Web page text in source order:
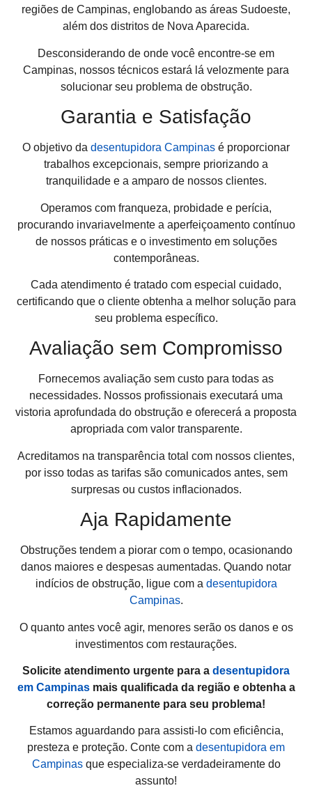
regiões de Campinas, englobando as áreas Sudoeste,
além dos distritos de Nova Aparecida.
Desconsiderando de onde você encontre-se em
Campinas, nossos técnicos estará lá velozmente para
solucionar seu problema de obstrução.
Garantia e Satisfação
O objetivo da desentupidora Campinas é proporcionar
trabalhos excepcionais, sempre priorizando a
tranquilidade e a amparo de nossos clientes.
Operamos com franqueza, probidade e perícia,
procurando invariavelmente a aperfeiçoamento contínuo
de nossos práticas e o investimento em soluções
contemporâneas.
Cada atendimento é tratado com especial cuidado,
certificando que o cliente obtenha a melhor solução para
seu problema específico.
Avaliação sem Compromisso
Fornecemos avaliação sem custo para todas as
necessidades. Nossos profissionais executará uma
vistoria aprofundada do obstrução e oferecerá a proposta
apropriada com valor transparente.
Acreditamos na transparência total com nossos clientes,
por isso todas as tarifas são comunicados antes, sem
surpresas ou custos inflacionados.
Aja Rapidamente
Obstruções tendem a piorar com o tempo, ocasionando
danos maiores e despesas aumentadas. Quando notar
indícios de obstrução, ligue com a desentupidora
Campinas.
O quanto antes você agir, menores serão os danos e os
investimentos com restaurações.
Solicite atendimento urgente para a desentupidora
em Campinasmais qualificada da região e obtenha a
correção permanente para seu problema!
Estamos aguardando para assisti-lo com eficiência,
presteza e proteção. Conte com a desentupidora em
Campinasque especializa-se verdadeiramente do
assunto!